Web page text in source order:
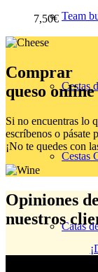
Team
Cestas
Cestas
Catas
7,50€
Comprar
queso online
Si no encuentras lo
escríbenos o pásate
¡No te quedes con
Opiniones de
nuestros